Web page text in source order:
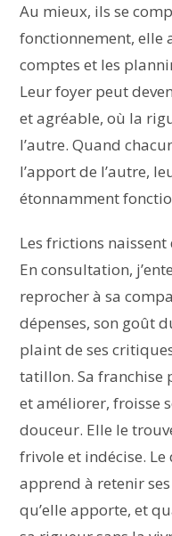
Au mieux, ils se
fonctionnement, elle
comptes et les
Leur foyer peut
et agréable, où la
l’autre. Quand
l’apport de l’autre,
étonnamment
Les frictions
En consultation,
reprocher à sa
dépenses, son goût
plaint de ses
tatillon. Sa
et améliorer, froisse
douceur. Elle le
frivole et indécise.
apprend à retenir
qu’elle apporte, et